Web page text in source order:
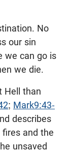
No
our sin
we can go is
we die.
Hell than
; Mark9:43-
describes
and the
unsaved